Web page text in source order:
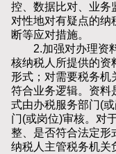
控、数据比对、业务
对性地对有疑点的纳
断等应对措施。
2.加强对办理资料
核纳税人所提供的资
形式；对需要税务机
符合业务逻辑。资料
式由办税服务部门(
门(或岗位)审核。对
整、是否符合法定形
纳税人主管税务机关